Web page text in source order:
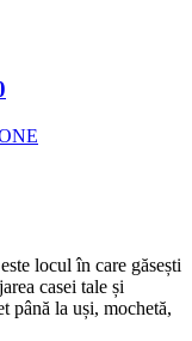
locul în care găsești
casei tale și
până la uși, mochetă,